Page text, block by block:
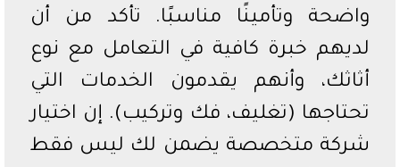
واضحة وتأمينًا مناسبًا. تأكد من أن
لديهم خبرة كافية في التعامل مع نوع
أثاثك، وأنهم يقدمون الخدمات التي
تحتاجها (تغليف، فك وتركيب). إن اختيار
شركة متخصصة يضمن لك ليس فقط